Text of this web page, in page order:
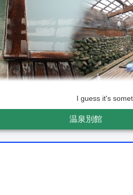
I guess it's
温泉別館